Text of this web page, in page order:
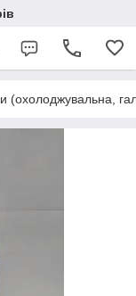
(охолоджувальна,